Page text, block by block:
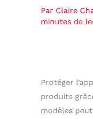
Par Claire
minutes de
Protéger
produits
modèles